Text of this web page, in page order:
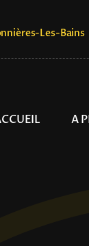
Les-Bains
A